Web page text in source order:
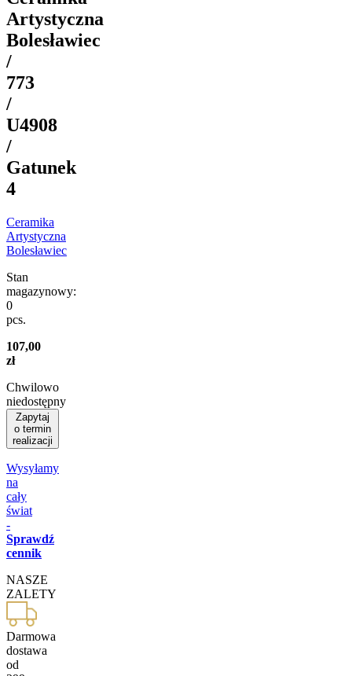
Artystyczna
Bolesławiec
/
773
/
U4908
/
Gatunek
4
Ceramika
Artystyczna
Bolesławiec
Stan
magazynowy:
0
pcs.
107,00
zł
Chwilowo
niedostępny
Zapytaj
o termin
realizacji
Wysyłamy
na
cały
świat
-
Sprawdź
cennik
NASZE
ZALETY
Darmowa
dostawa
od